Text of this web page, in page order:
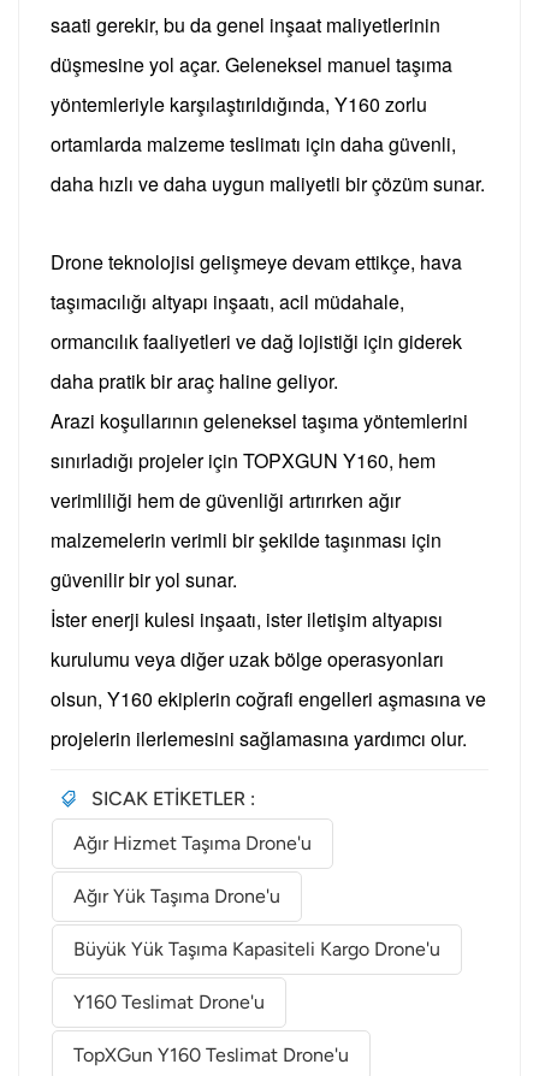
saati gerekir, bu da genel inşaat maliyetlerinin
düşmesine yol açar.Geleneksel manuel taşıma
yöntemleriyle karşılaştırıldığında, Y160 zorlu
ortamlarda malzeme teslimatı için daha güvenli,
daha hızlı ve daha uygun maliyetli bir çözüm sunar.
Drone teknolojisi gelişmeye devam ettikçe, hava
taşımacılığı altyapı inşaatı, acil müdahale,
ormancılık faaliyetleri ve dağ lojistiği için giderek
daha pratik bir araç haline geliyor.
Arazi koşullarının geleneksel taşıma yöntemlerini
sınırladığı projeler için TOPXGUN Y160, hem
verimliliği hem de güvenliği artırırken ağır
malzemelerin verimli bir şekilde taşınması için
güvenilir bir yol sunar.
İster enerji kulesi inşaatı, ister iletişim altyapısı
kurulumu veya diğer uzak bölge operasyonları
olsun, Y160 ekiplerin coğrafi engelleri aşmasına ve
projelerin ilerlemesini sağlamasına yardımcı olur.
SICAK ETİKETLER :
Ağır Hizmet Taşıma Drone'u
Ağır Yük Taşıma Drone'u
Büyük Yük Taşıma Kapasiteli Kargo Drone'u
Y160 Teslimat Drone'u
TopXGun Y160 Teslimat Drone'u